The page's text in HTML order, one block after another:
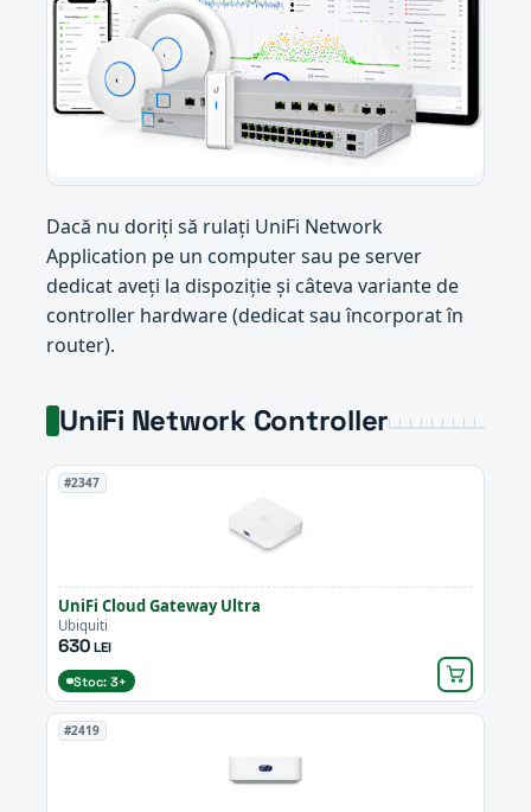
Dacă nu doriți să rulați UniFi Network
Application pe un computer sau pe server
dedicat aveți la dispoziție și câteva variante de
controller hardware (dedicat sau încorporat în
router).
UniFi Network Controller
#2347
UniFi Cloud Gateway Ultra
Ubiquiti
630LEI
Stoc: 3+
#2419